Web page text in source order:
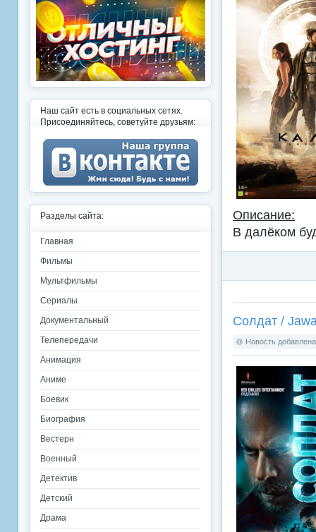
Описание:
В далёком
Солдат /
Новость
Наш сайт есть в социальных сетях.
Присоединяйтесь, советуйте друзьям:
Разделы сайта:
Главная
Фильмы
Мультфильмы
Сериалы
Документальный
Телепередачи
Анимация
Аниме
Боевик
Биография
Вестерн
Военный
Детектив
Детский
Драма